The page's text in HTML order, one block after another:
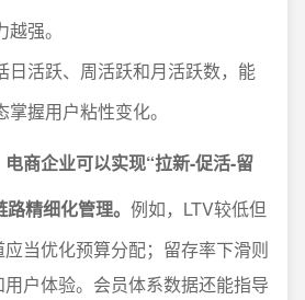
强。
日活跃、周活跃和月活跃数，能
握用户粘性变化。
商企业可以实现“拉新-促活-留
精细化管理。 例如，LTV较低但
当优化预算分配；留存率下滑则
户体验。会员体系数据还能指导